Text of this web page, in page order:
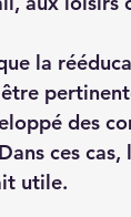
la
des
ces
utile.